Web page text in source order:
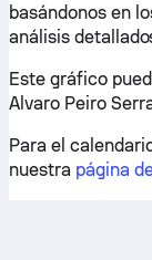
basándonos en
análisis
Este gráfico
Alvaro Peiro
Para el
nuestra página